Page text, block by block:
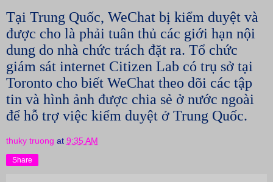
Tại Trung Quốc, WeChat bị kiểm duyệt và
được cho là phải tuân thủ các giới hạn nội
dung do nhà chức trách đặt ra. Tổ chức
giám sát internet Citizen Lab có trụ sở tại
Toronto cho biết WeChat theo dõi các tập
tin và hình ảnh được chia sẻ ở nước ngoài
để hỗ trợ việc kiểm duyệt ở Trung Quốc.
thuky truong at 9:35 AM
Share